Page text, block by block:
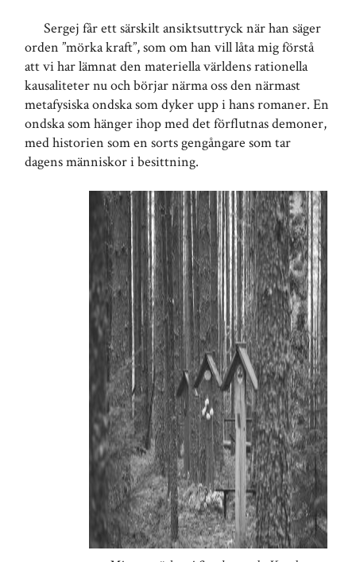
Sergej får ett särskilt ansiktsuttryck när han säger
orden ”mörka kraft”, som om han vill låta mig förstå
att vi har lämnat den materiella världens rationella
kausaliteter nu och börjar närma oss den närmast
metafysiska ondska som dyker upp i hans romaner. En
ondska som hänger ihop med det förflutnas demoner,
med historien som en sorts gengångare som tar
dagens människor i besittning.